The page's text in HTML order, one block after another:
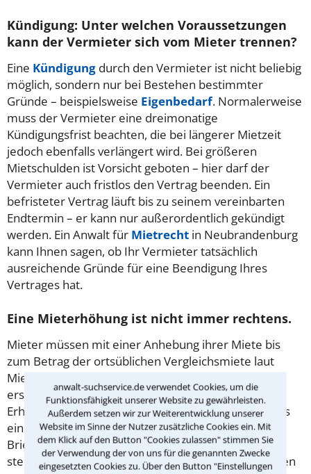
anwalt-suchservice.de verwendet Cookies, um die
Funktionsfähigkeit unserer Website zu gewährleisten.
Außerdem setzen wir zur Weiterentwicklung unserer
Website im Sinne der Nutzer zusätzliche Cookies ein. Mit
dem Klick auf den Button "Cookies zulassen" stimmen Sie
der Verwendung der von uns für die genannten Zwecke
eingesetzten Cookies zu. Über den Button "Einstellungen
Kündigung: Unter welchen Voraussetzungen
kann der Vermieter sich vom Mieter trennen?
Eine Kündigung durch den Vermieter ist nicht beliebig
möglich, sondern nur bei Bestehen bestimmter
Gründe – beispielsweise Eigenbedarf. Normalerweise
muss der Vermieter eine dreimonatige
Kündigungsfrist beachten, die bei längerer Mietzeit
jedoch ebenfalls verlängert wird. Bei größeren
Mietschulden ist Vorsicht geboten – hier darf der
Vermieter auch fristlos den Vertrag beenden. Ein
befristeter Vertrag läuft bis zu seinem vereinbarten
Endtermin – er kann nur außerordentlich gekündigt
werden. Ein Anwalt für Mietrecht in Neubrandenburg
kann Ihnen sagen, ob Ihr Vermieter tatsächlich
ausreichende Gründe für eine Beendigung Ihres
Vertrages hat.
Eine Mieterhöhung ist nicht immer rechtens.
Mieter müssen mit einer Anhebung ihrer Miete bis
zum Betrag der ortsüblichen Vergleichsmiete laut
Mietspiegel rechnen. Es muss sich allerdings um die
erste Erhöhung seit 15 Monaten handeln. Ein
Erhöhungsverlangen der Vermieters darf frühestens
ein Jahr nach der letzten Mietsteigerung im
Briefkasten liegen. Im Rahmen einer Staffelmiete
steigt die monatliche Zahlung in festen Zeitabständen